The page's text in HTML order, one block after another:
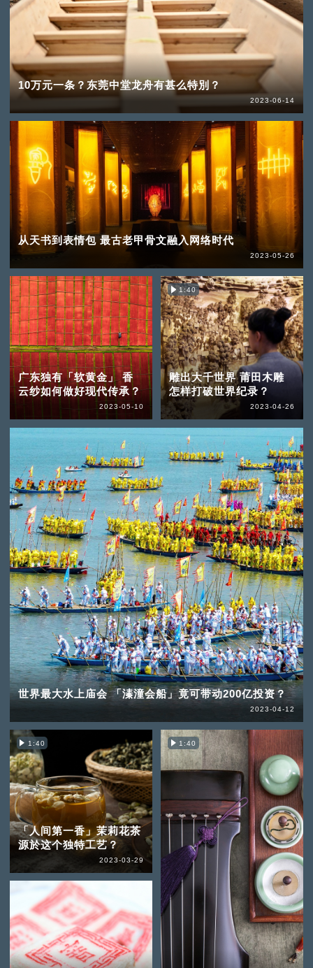
10万元一条？东莞中堂龙舟有甚么特別？
2023-06-14
从天书到表情包 最古老甲骨文融入网络时代
2023-05-26
广东独有「软黄金」 香
云纱如何做好现代传承？
2023-05-10
1:40
雕出大千世界 莆田木雕
怎样打破世界纪录？
2023-04-26
世界最大水上庙会 「溱潼会船」竟可带动200亿投资？
2023-04-12
1:40
「人间第一香」茉莉花茶
源於这个独特工艺？
2023-03-29
1:40